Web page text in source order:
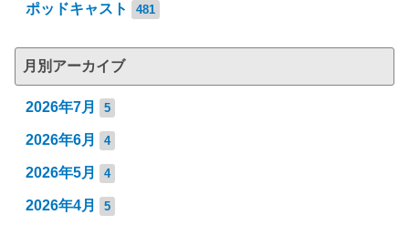
ポッドキャスト 481
月別アーカイブ
2026年7月 5
2026年6月 4
2026年5月 4
2026年4月 5